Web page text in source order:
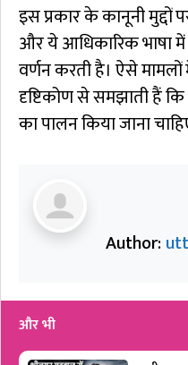
इस प्रकार के कानूनी मुद्दों
और ये आधिकारिक भाषा
वर्णन करती है। ऐसे
दृष्टिकोण से समझाती हैं कि
का पालन किया जाना
Author:
और भी